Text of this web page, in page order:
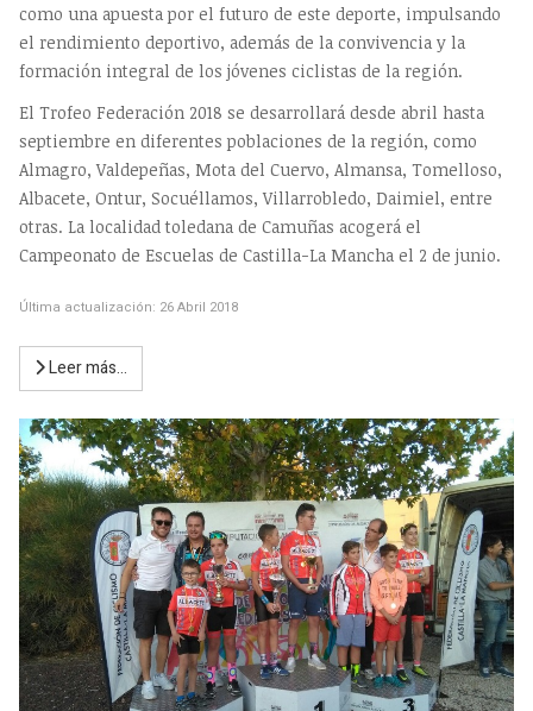
como una apuesta por el futuro de este deporte, impulsando
el rendimiento deportivo, además de la convivencia y la
formación integral de los jóvenes ciclistas de la región.
El Trofeo Federación 2018 se desarrollará desde abril hasta
septiembre en diferentes poblaciones de la región, como
Almagro, Valdepeñas, Mota del Cuervo, Almansa, Tomelloso,
Albacete, Ontur, Socuéllamos, Villarrobledo, Daimiel, entre
otras. La localidad toledana de Camuñas acogerá el
Campeonato de Escuelas de Castilla-La Mancha el 2 de junio.
Última actualización: 26 Abril 2018
Leer más…